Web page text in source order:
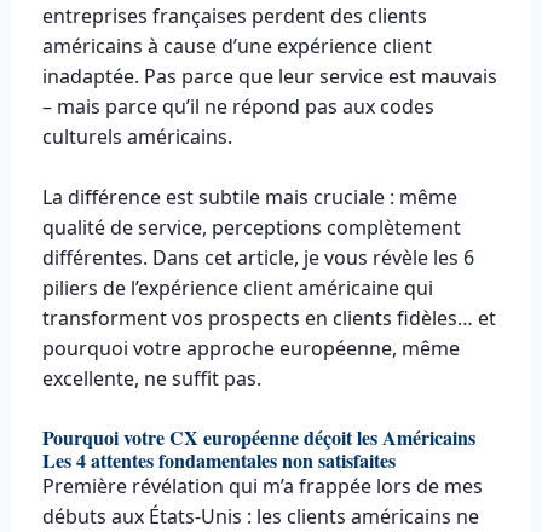
entreprises françaises perdent des clients
américains à cause d’une expérience client
inadaptée. Pas parce que leur service est mauvais
– mais parce qu’il ne répond pas aux codes
culturels américains.
La différence est subtile mais cruciale : même
qualité de service, perceptions complètement
différentes. Dans cet article, je vous révèle les 6
piliers de l’expérience client américaine qui
transforment vos prospects en clients fidèles… et
pourquoi votre approche européenne, même
excellente, ne suffit pas.
Pourquoi votre CX européenne déçoit les Américains
Les 4 attentes fondamentales non satisfaites
Première révélation qui m’a frappée lors de mes
débuts aux États-Unis : les clients américains ne